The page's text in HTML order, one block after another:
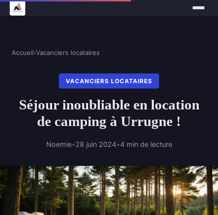
Accueil›Vacanciers locataires
VACANCIERS LOCATAIRES
Séjour inoubliable en location
de camping à Urrugne !
Noemie•28 juin 2024•4 min de lecture